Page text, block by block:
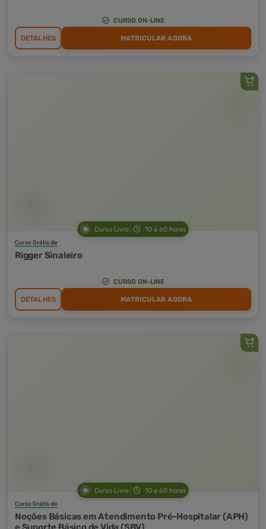
CURSO ON-LINE
DETALHES MATRICULAR AGORA
Curso Livre 10 a 60 horas
Curso Grátis de
Rigger Sinaleiro
CURSO ON-LINE
DETALHES MATRICULAR AGORA
Curso Livre 10 a 60 horas
Curso Grátis de
Noções Básicas em Atendimento Pré-Hospitalar (APH)